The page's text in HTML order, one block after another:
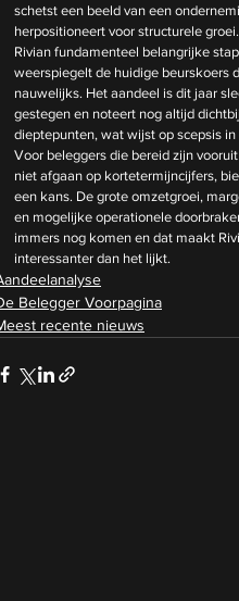
schetst een beeld van een
herpositioneert voor structurele
Rivian fundamenteel belangrijke
weerspiegelt de huidige beurskoers
nauwelijks. Het aandeel is dit jaar
gestegen en noteert nog altijd
dieptepunten, wat wijst op scepsis in
Voor beleggers die bereid zijn
niet afgaan op kortetermijncijfers,
een kans. De grote omzetgroei,
en mogelijke operationele
immers nog komen en dat maakt
interessanter dan het lijkt.
Belegger Voorpagina
recente nieuws